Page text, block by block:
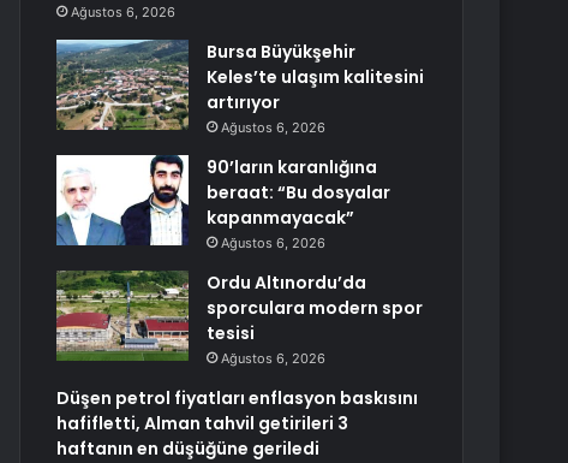
Ağustos 6, 2026
Bursa Büyükşehir
Keles’te ulaşım kalitesini
artırıyor
Ağustos 6, 2026
90’ların karanlığına
beraat: “Bu dosyalar
kapanmayacak”
Ağustos 6, 2026
Ordu Altınordu’da
sporculara modern spor
tesisi
Ağustos 6, 2026
Düşen petrol fiyatları enflasyon baskısını
hafifletti, Alman tahvil getirileri 3
haftanın en düşüğüne geriledi